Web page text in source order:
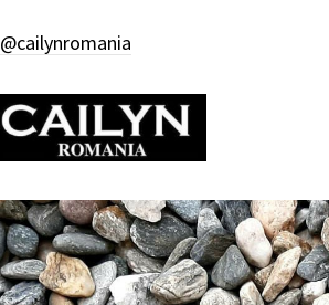
@cailynromania